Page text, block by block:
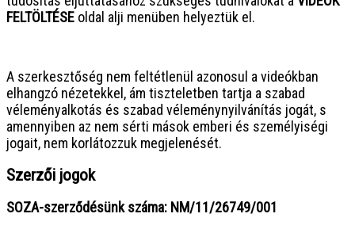
FELTÖLTÉSE oldal alji menüben helyeztük el.
A szerkesztőség nem feltétlenül azonosul a videókban
elhangzó nézetekkel, ám tiszteletben tartja a szabad
véleményalkotás és szabad véleménynyilvánítás jogát, s
amennyiben az nem sérti mások emberi és személyiségi
jogait, nem korlátozzuk megjelenését.
Szerzői jogok
SOZA-szerződésünk száma: NM/11/26749/001